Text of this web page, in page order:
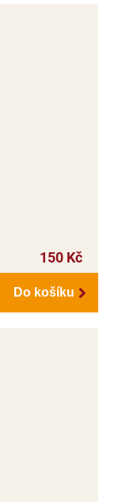
150 Kč
Do košíku